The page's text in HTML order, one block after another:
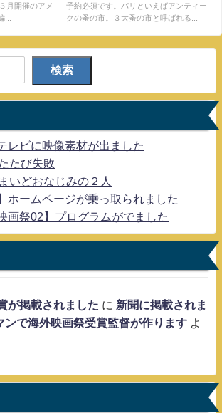
月開催のアメ
予約必須です。パリといえばアンティー
クの蚤の市。３大蚤の市と呼ばれる...
検索
レビに映像素材が出ました
たび失敗
いどおなじみの２人
ホームページが乗っ取られました
画祭02】プログラムがでました
が掲載されました に 新聞に掲載されま
ンで海外映画祭受賞監督が作ります よ